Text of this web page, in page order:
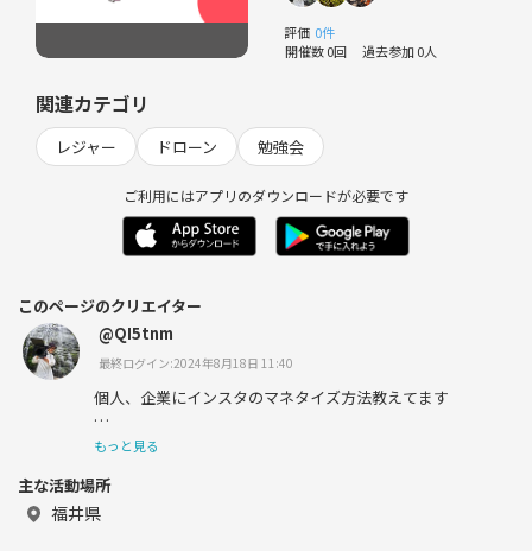
評価 0件
開催数 0回 過去参加 0人
関連カテゴリ
レジャー ドローン 勉強会
ご利用にはアプリのダウンロードが必要です
このページのクリエイター
@QI5tnm
最終ログイン:2024年8月18日 11:40
個人、企業にインスタのマネタイズ方法教えてます
インスタ伸ばしたい人募集✨
北陸地区インフルエンサーチーム運営
【中の人】
もっと見る
主な活動場所
福井県